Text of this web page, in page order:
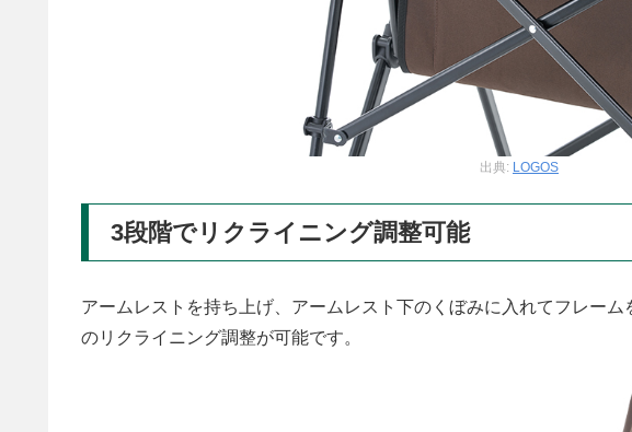
出典: LOGOS
3段階でリクライニング調整可能
アームレストを持ち上げ、アームレスト下のくぼみに入れてフレー
のリクライニング調整が可能です。